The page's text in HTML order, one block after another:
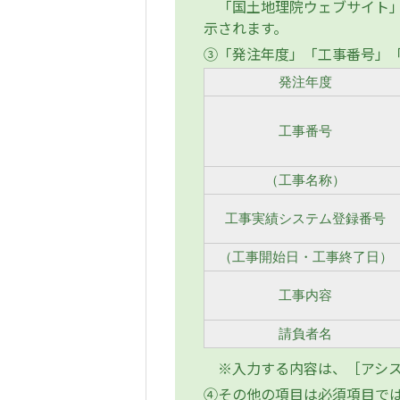
「国土地理院ウェブサイト
示されます。
③「発注年度」「工事番号」
発注年度
工事番号
（工事名称）
工事実績システム登録番号
（工事開始日・工事終了日）
工事内容
請負者名
※入力する内容は、［アシ
④その他の項目は必須項目で